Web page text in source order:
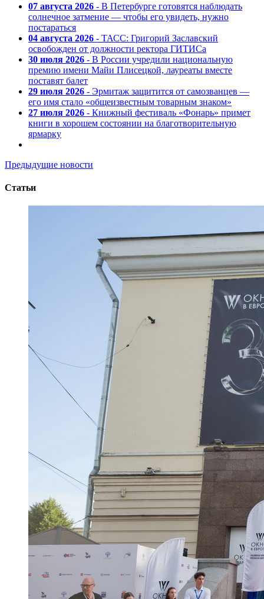
07 августа 2026 - В Петербурге готовятся наблюдать
солнечное затмение — чтобы его увидеть, нужно
постараться
04 августа 2026 - ТАСС: Григорий Заславский
освобожден от должности ректора ГИТИСа
30 июля 2026 - В России учредили национальную
премию имени Майи Плисецкой, лауреаты вместе
поставят балет
29 июля 2026 - Эрмитаж защитится от самозванцев —
его имя стало «общеизвестным товарным знаком»
27 июля 2026 - Книжный фестиваль «Фонарь» примет
книги в хорошем состоянии на благотворительную
ярмарку
Предыдущие новости
Статьи